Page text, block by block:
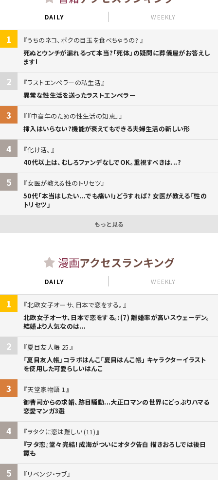
DAILY WEEKLY
1
うちのネコ、ボクの目玉を食べちゃうの?
死ぬとウンチが漏れるって本当?「死体」の疑問に葬儀屋がお答えし
ます!
2
ラストエンペラーの私生活
異常な性生活を送ったラストエンペラー
3
『中高年のための性生活の知恵』
挿入はいらない?機能が衰えてもできる夫婦生活の新しい形
4
化け活。
40代以上は、むしろファンデなしでOK。重視すべきは...?
5
女医が教える性のトリセツ
50代「本当はしたい...でも痛い!」どうすれば? 女医が教える「性の
トリセツ」
もっと見る
漫画アクセスランキング
DAILY WEEKLY
1
北欧女子オーサ、日本で恋をする。
北欧女子オーサ、日本で恋をする。:(7) 離婚率が高いスウェーデン。
結婚より人気なのは...
2
夏目友人帳 25
「夏目友人帳」コラボはんこ「夏目はんこ帳」 キャラクターイラスト
を使用した可愛らしいはんこ
3
天堂家物語 1
御曹司からの求婚、跡目騒動...大正ロマンの世界にどっぷりハマる
恋愛マンガ3選
4
ヲタクに恋は難しい (11)
『ヲタ恋』堂々完結! 成海がついにオタク告白 描きおろしでは後日
譚も
5
リベンジ・ラブ